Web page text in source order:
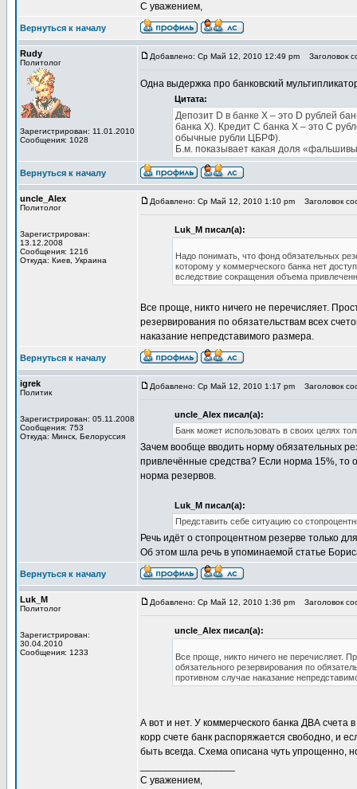
С уважением,
Вернуться к началу
Rudy
Политолог
Зарегистрирован: 11.01.2010
Сообщения: 1028
Добавлено: Ср Май 12, 2010 12:49 pm Заголовок
Одна выдержка про банковский
Цитата:
Депозит D в банке Х – это D рублей
банка Х). Кредит C банка Х – это C
обычные рубли ЦБРФ).
Б.м. показывает какая доля
Вернуться к началу
uncle_Alex
Политолог
Зарегистрирован:
13.12.2008
Сообщения: 1216
Откуда: Киев, Украина
Добавлено: Ср Май 12, 2010 1:10 pm Заголовок
Luk_M писал(а):
Надо понимать, что фонд обязательных
которому у коммерческого банка нет
вследствие сокращения объема
Все проще, никто ничего не перечисляет.
резервирования по обязательствам всех
наказание непредставимого размера.
Вернуться к началу
igrek
Политик
Зарегистрирован: 05.11.2008
Сообщения: 753
Откуда: Минск, Белоруссия
Добавлено: Ср Май 12, 2010 1:17 pm Заголовок
uncle_Alex писал(а):
Банк может использовать в своих целях
Зачем вообще вводить норму обязательных
привлечённые средства? Если норма 15%,
норма резервов.
Luk_M писал(а):
Представить себе ситуацию со
Речь идёт о стопроцентном резерве только
Об этом шла речь в упоминаемой статье
Вернуться к началу
Luk_M
Политолог
Зарегистрирован:
30.04.2010
Сообщения: 1233
Добавлено: Ср Май 12, 2010 1:36 pm Заголовок
uncle_Alex писал(а):
Все проще, никто ничего не перечисляет.
обязательного резервирования по
противном случае наказание
А вот и нет. У коммерческого банка ДВА
корр счете банк распоряжается свободно, и
быть всегда. Схема описана чуть упрощенно,
С уважением,